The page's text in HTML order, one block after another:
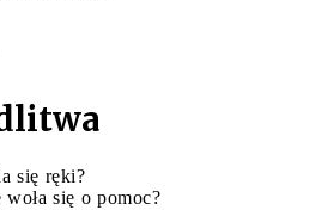
się ręki?
się o pomoc?